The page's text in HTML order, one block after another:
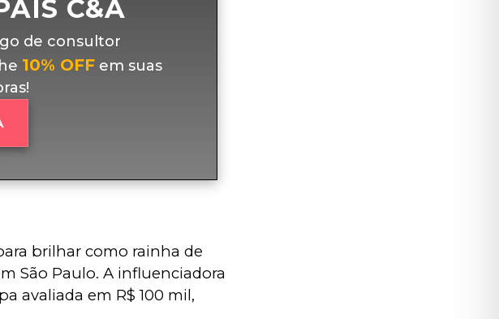
C&A
de consultor
10% OFFem suas
brilhar como rainha de
São Paulo. A influenciadora
avaliada em R$ 100 mil,